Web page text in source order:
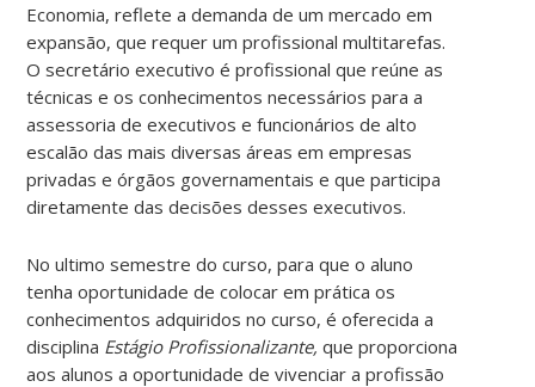
Economia, reflete a demanda de um mercado em
expansão, que requer um profissional multitarefas.
O secretário executivo é profissional que reúne as
técnicas e os conhecimentos necessários para a
assessoria de executivos e funcionários de alto
escalão das mais diversas áreas em empresas
privadas e órgãos governamentais e que participa
diretamente das decisões desses executivos.
No ultimo semestre do curso, para que o aluno
tenha oportunidade de colocar em prática os
conhecimentos adquiridos no curso, é oferecida a
disciplina Estágio Profissionalizante,que proporciona
aos alunos a oportunidade de vivenciar a profissão